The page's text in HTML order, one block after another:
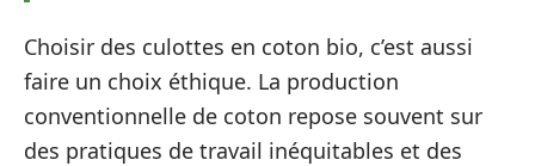
Choisir des culottes en coton bio, c’est aussi
faire un choix éthique. La production
conventionnelle de coton repose souvent sur
des pratiques de travail inéquitables et des